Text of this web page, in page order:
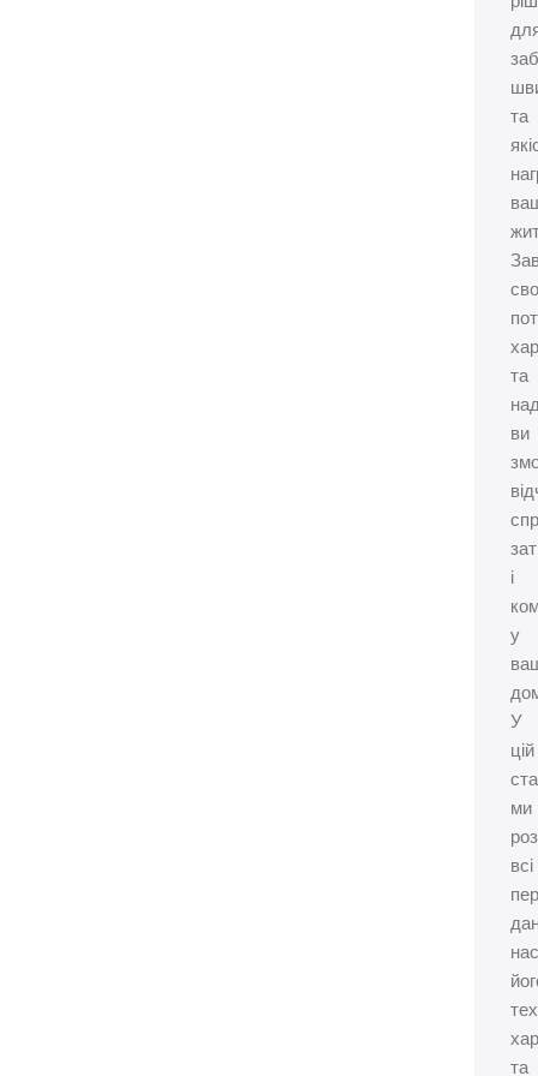
та
та
ви
і
у
У
цій
ми
всі
та